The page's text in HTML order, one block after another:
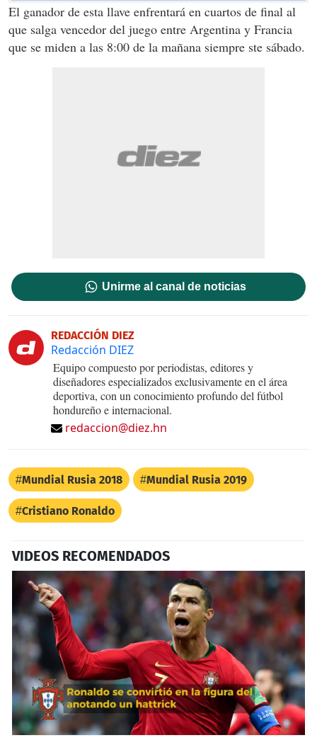
El ganador de esta llave enfrentará en cuartos de final al
que salga vencedor del juego entre Argentina y Francia
que se miden a las 8:00 de la mañana siempre ste sábado.
Unirme al canal de noticias
REDACCIÓN DIEZ
Redacción DIEZ
Equipo compuesto por periodistas, editores y
diseñadores especializados exclusivamente en el área
deportiva, con un conocimiento profundo del fútbol
hondureño e internacional.
redaccion@diez.hn
Mundial Rusia 2018 Mundial Rusia 2019
Cristiano Ronaldo
VIDEOS RECOMENDADOS